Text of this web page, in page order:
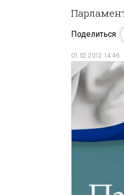
Поделиться
01.02.2012 14:46